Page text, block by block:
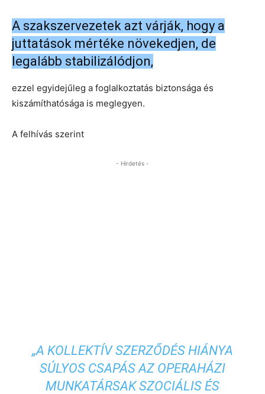
A szakszervezetek azt várják, hogy a
juttatások mértéke növekedjen, de
legalább stabilizálódjon,
ezzel egyidejűleg a foglalkoztatás biztonsága és
kiszámíthatósága is meglegyen.
A felhívás szerint
- Hirdetés -
„A KOLLEKTÍV SZERZŐDÉS HIÁNYA
SÚLYOS CSAPÁS AZ OPERAHÁZI
MUNKATÁRSAK SZOCIÁLIS ÉS